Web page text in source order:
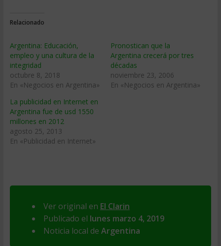
Relacionado
Argentina: Educación,
empleo y una cultura de la
integridad
octubre 8, 2018
En «Negocios en Argentina»
Pronostican que la
Argentina crecerá por tres
décadas
noviembre 23, 2006
En «Negocios en Argentina»
La publicidad en Internet en
Argentina fue de usd 1550
millones en 2012
agosto 25, 2013
En «Publicidad en Internet»
Ver original en El Clarin
Publicado el lunes marzo 4, 2019
Noticia local de Argentina